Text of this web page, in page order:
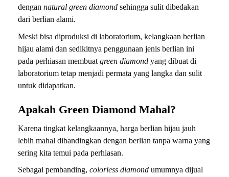
dengan natural green diamond sehingga sulit dibedakan
dari berlian alami.
Meski bisa diproduksi di laboratorium, kelangkaan berlian
hijau alami dan sedikitnya penggunaan jenis berlian ini
pada perhiasan membuat green diamond yang dibuat di
laboratorium tetap menjadi permata yang langka dan sulit
untuk didapatkan.
Apakah Green Diamond Mahal?
Karena tingkat kelangkaannya, harga berlian hijau jauh
lebih mahal dibandingkan dengan berlian tanpa warna yang
sering kita temui pada perhiasan.
Sebagai pembanding, colorless diamond umumnya dijual